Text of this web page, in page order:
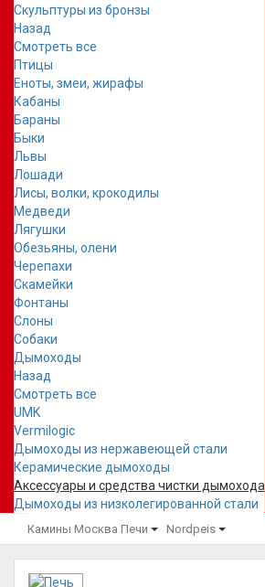
Скульптуры из бронзы
Назад
Смотреть все
Птицы
Еноты, змеи, жирафы
Кабаны
Бараны
Быки
Львы
Лошади
Лисы, волки, крокодилы
Медведи
Лягушки
Обезьяны, олени
Черепахи
Скамейки
Фонтаны
Слоны
Собаки
Дымоходы
Назад
Смотреть все
UMK
Vermilogic
Дымоходы из нержавеющей стали
Керамические дымоходы
Аксессуары и средства чистки дымохода
Дымоходы из низколегированной стали
Камины Москва Печи Nordpeis